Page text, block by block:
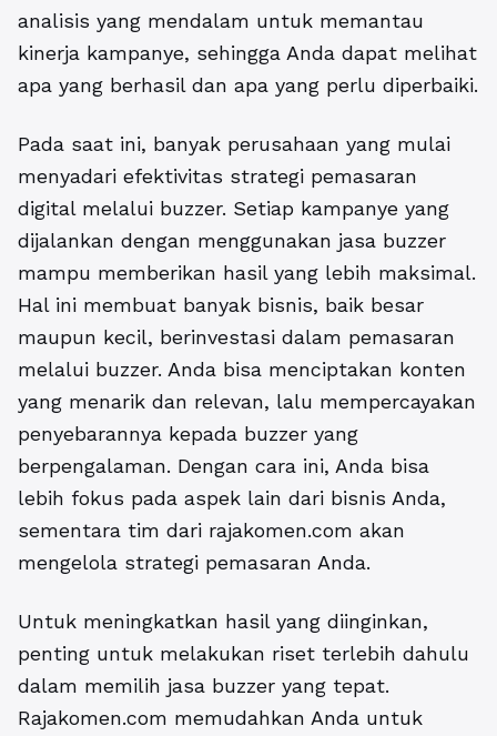
analisis yang mendalam untuk memantau
kinerja kampanye, sehingga Anda dapat melihat
apa yang berhasil dan apa yang perlu diperbaiki.
Pada saat ini, banyak perusahaan yang mulai
menyadari efektivitas strategi pemasaran
digital melalui buzzer. Setiap kampanye yang
dijalankan dengan menggunakan jasa buzzer
mampu memberikan hasil yang lebih maksimal.
Hal ini membuat banyak bisnis, baik besar
maupun kecil, berinvestasi dalam pemasaran
melalui buzzer. Anda bisa menciptakan konten
yang menarik dan relevan, lalu mempercayakan
penyebarannya kepada buzzer yang
berpengalaman. Dengan cara ini, Anda bisa
lebih fokus pada aspek lain dari bisnis Anda,
sementara tim dari rajakomen.com akan
mengelola strategi pemasaran Anda.
Untuk meningkatkan hasil yang diinginkan,
penting untuk melakukan riset terlebih dahulu
dalam memilih jasa buzzer yang tepat.
Rajakomen.com memudahkan Anda untuk